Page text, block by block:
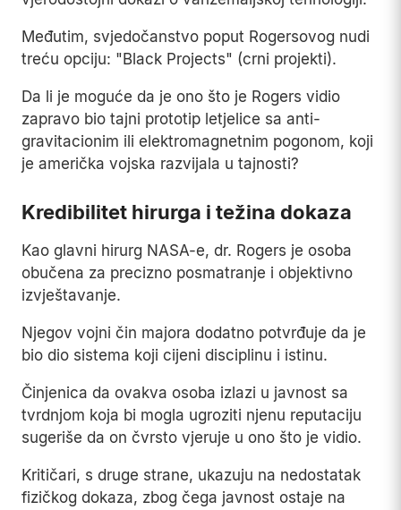
Međutim, svjedočanstvo poput Rogersovog nudi
treću opciju: "Black Projects" (crni projekti).
Da li je moguće da je ono što je Rogers vidio
zapravo bio tajni prototip letjelice sa anti-
gravitacionim ili elektromagnetnim pogonom, koji
je američka vojska razvijala u tajnosti?
Kredibilitet hirurga i težina dokaza
Kao glavni hirurg NASA-e, dr. Rogers je osoba
obučena za precizno posmatranje i objektivno
izvještavanje.
Njegov vojni čin majora dodatno potvrđuje da je
bio dio sistema koji cijeni disciplinu i istinu.
Činjenica da ovakva osoba izlazi u javnost sa
tvrdnjom koja bi mogla ugroziti njenu reputaciju
sugeriše da on čvrsto vjeruje u ono što je vidio.
Kritičari, s druge strane, ukazuju na nedostatak
fizičkog dokaza, zbog čega javnost ostaje na